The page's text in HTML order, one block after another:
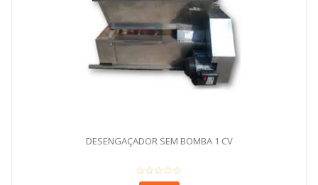
DESENGAÇADOR SEM BOMBA 1 CV